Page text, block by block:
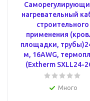
нагревательный
строительного
применения
площадки,
м, 16AWG,
(Extherm SXLL24-
Много